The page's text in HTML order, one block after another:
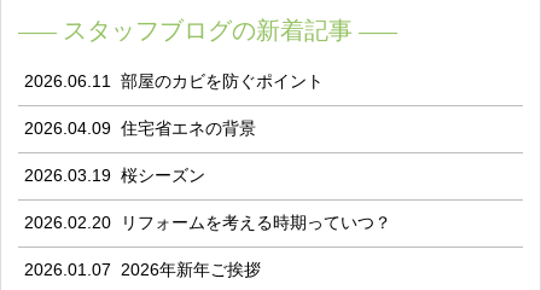
スタッフブログの新着記事
2026.06.11 部屋のカビを防ぐポイント
2026.04.09 住宅省エネの背景
2026.03.19 桜シーズン
2026.02.20 リフォームを考える時期っていつ？
2026.01.07 2026年新年ご挨拶